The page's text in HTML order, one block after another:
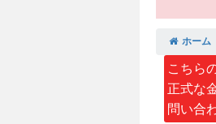
ホーム
こちら
正式な
問い合